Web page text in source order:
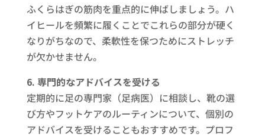
ふくらはぎの筋肉を重点的に伸ばしましょう。ハ
イヒールを頻繁に履くことでこれらの部分が硬く
なりがちなので、柔軟性を保つためにストレッチ
が欠かせません。
6. 専門的なアドバイスを受ける
定期的に足の専門家（足病医）に相談し、靴の選
び方やフットケアのルーティンについて、個別の
アドバイスを受けることもおすすめです。プロフ